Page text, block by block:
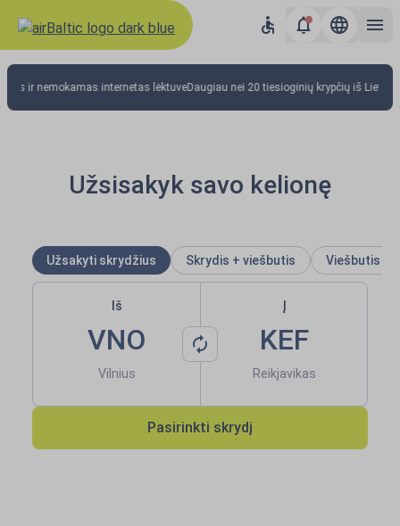
airBaltic: Skrydžiai į Europą ir
ir nemokamas internetas lėktuveDaugiau nei 20 tiesioginių krypčių iš
Užsisakyk savo kelionę
Užsakyti skrydžius Skrydis + viešbutis Viešbutis
Iš
VNO
Vilnius
KEF
Reikjavikas
Pasirinkti skrydį